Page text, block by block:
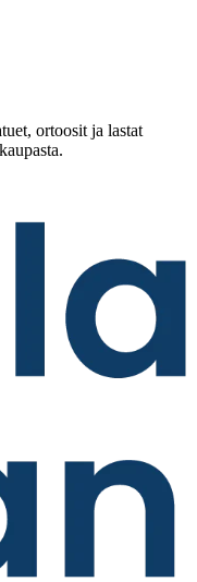
ortoosit ja lastat